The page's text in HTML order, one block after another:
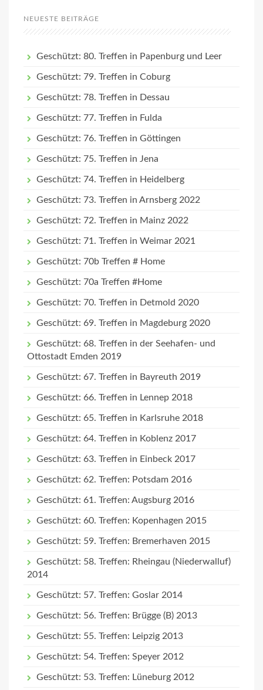
NEUESTE BEITRÄGE
Geschützt: 80. Treffen in Papenburg und Leer
Geschützt: 79. Treffen in Coburg
Geschützt: 78. Treffen in Dessau
Geschützt: 77. Treffen in Fulda
Geschützt: 76. Treffen in Göttingen
Geschützt: 75. Treffen in Jena
Geschützt: 74. Treffen in Heidelberg
Geschützt: 73. Treffen in Arnsberg 2022
Geschützt: 72. Treffen in Mainz 2022
Geschützt: 71. Treffen in Weimar 2021
Geschützt: 70b Treffen # Home
Geschützt: 70a Treffen #Home
Geschützt: 70. Treffen in Detmold 2020
Geschützt: 69. Treffen in Magdeburg 2020
Geschützt: 68. Treffen in der Seehafen- und
Ottostadt Emden 2019
Geschützt: 67. Treffen in Bayreuth 2019
Geschützt: 66. Treffen in Lennep 2018
Geschützt: 65. Treffen in Karlsruhe 2018
Geschützt: 64. Treffen in Koblenz 2017
Geschützt: 63. Treffen in Einbeck 2017
Geschützt: 62. Treffen: Potsdam 2016
Geschützt: 61. Treffen: Augsburg 2016
Geschützt: 60. Treffen: Kopenhagen 2015
Geschützt: 59. Treffen: Bremerhaven 2015
Geschützt: 58. Treffen: Rheingau (Niederwalluf)
2014
Geschützt: 57. Treffen: Goslar 2014
Geschützt: 56. Treffen: Brügge (B) 2013
Geschützt: 55. Treffen: Leipzig 2013
Geschützt: 54. Treffen: Speyer 2012
Geschützt: 53. Treffen: Lüneburg 2012